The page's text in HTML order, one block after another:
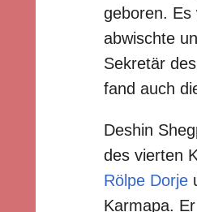
geboren. Es
abwischte
Sekretär
fand auch
Deshin
des vierten
Rölpe Dorje
Karmapa.